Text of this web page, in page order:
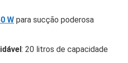
W para sucção poderosa
: 20 litros de capacidade